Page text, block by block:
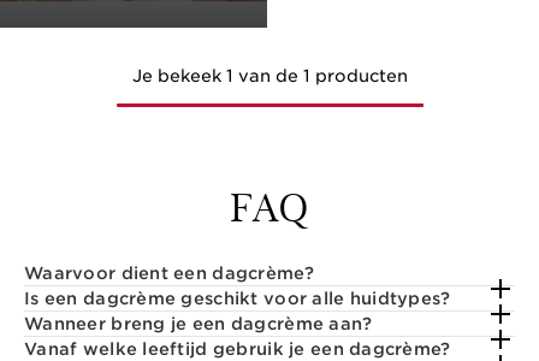
Je bekeek 1 van de 1 producten
FAQ
Waarvoor dient een dagcrème?
Is een dagcrème geschikt voor alle huidtypes?
Wanneer breng je een dagcrème aan?
Vanaf welke leeftijd gebruik je een dagcrème?